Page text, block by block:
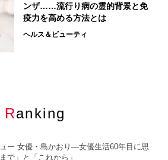
ンザ……流行り病の霊的背景と免
疫力を高める方法とは
ヘルス＆ビューティ
Ranking
ー 女優・島かおり―女優生活60年目に思
で」と「これから」